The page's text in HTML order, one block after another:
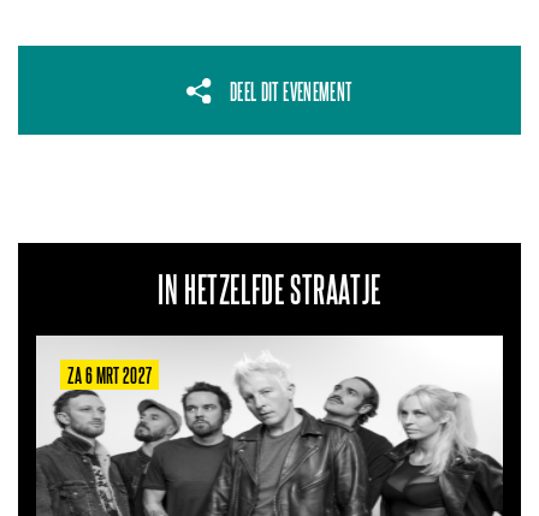
DEEL DIT EVENEMENT
IN HETZELFDE STRAATJE
ZA 6 MRT 2027